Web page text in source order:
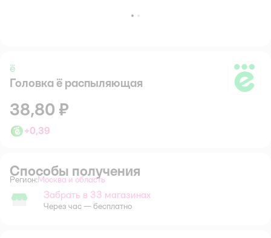
ё
Головка ё распыляющая
38,80 ₽
+0,39
Способы получения
Регион: Выбор адреса доставки.
Москва и область
Забрать в магазине
Забрать в 33 магазинах
Через час — бесплатно